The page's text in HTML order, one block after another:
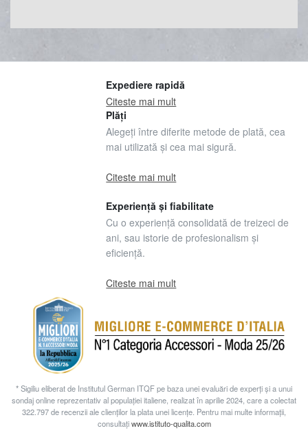
Expediere rapidă
Citeste mai mult
Plăți
Alegeți între diferite metode de plată, cea
mai utilizată și cea mai sigură.
Citeste mai mult
Experiență și fiabilitate
Cu o experiență consolidată de treizeci de
ani, sau istorie de profesionalism și
eficiență.
Citeste mai mult
* Sigiliu eliberat de Institutul German ITQF pe baza unei evaluări de experți și a unui
sondaj online reprezentativ al populației italiene, realizat în aprilie 2024, care a colectat
322.797 de recenzii ale clienților la plata unei licențe. Pentru mai multe informații,
consultațiwww.istituto-qualita.com